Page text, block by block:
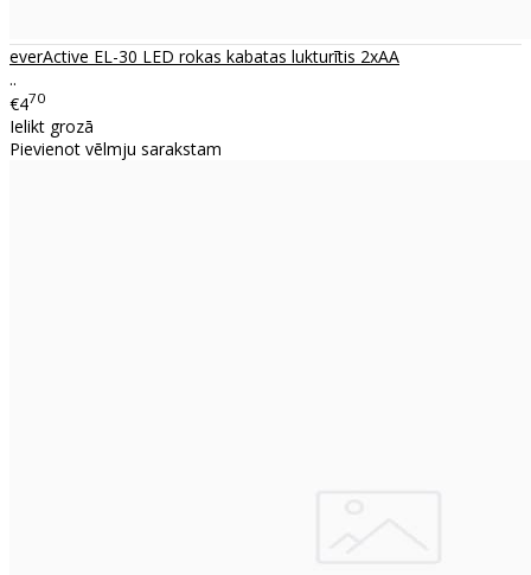
everActive EL-30 LED rokas kabatas lukturītis 2xAA
..
€470
Ielikt grozā
Pievienot vēlmju sarakstam